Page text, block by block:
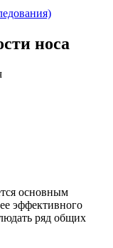
носа
основным
эффективного
ряд общих